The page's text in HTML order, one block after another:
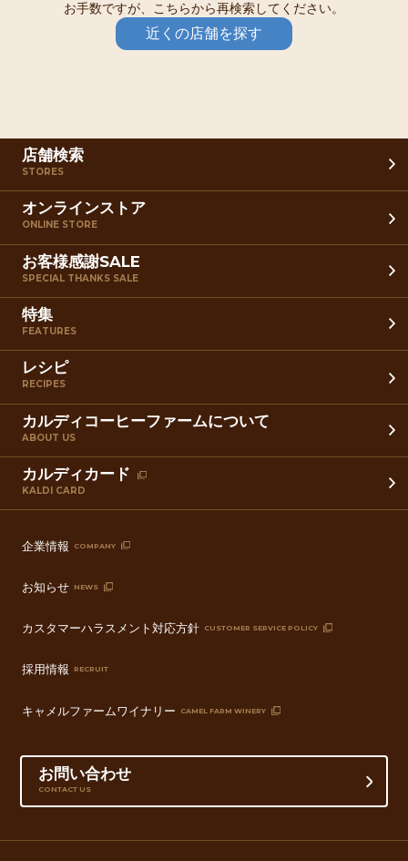
お手数ですが、こちらから再検索してください。
近くの店舗を探す
店舗検索
STORES
オンラインストア
ONLINE STORE
お客様感謝SALE
SPECIAL THANKS SALE
特集
FEATURES
レシピ
RECIPES
カルディコーヒーファームについて
ABOUT US
カルディカード
KALDI CARD
企業情報 COMPANY
お知らせ NEWS
カスタマーハラスメント対応方針 CUSTOMER SERVICE POLICY
採用情報 RECRUIT
キャメルファームワイナリー CAMEL FARM WINERY
お問い合わせ
CONTACT US